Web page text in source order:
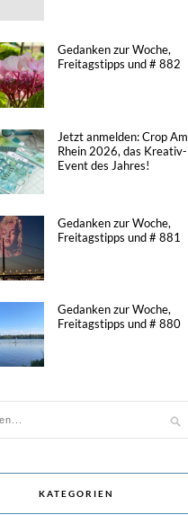
Gedanken zur Woche,
Freitagstipps und # 882
Jetzt anmelden: Crop Am
Rhein 2026, das Kreativ-
Event des Jahres!
Gedanken zur Woche,
Freitagstipps und # 881
Gedanken zur Woche,
Freitagstipps und # 880
KATEGORIEN